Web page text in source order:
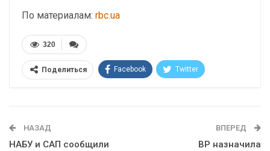
По материалам: rbc.ua
320
Поделиться Facebook Twitter
НАЗАД
НАБУ и САП сообщили
ВПЕРЕД
ВР назначила